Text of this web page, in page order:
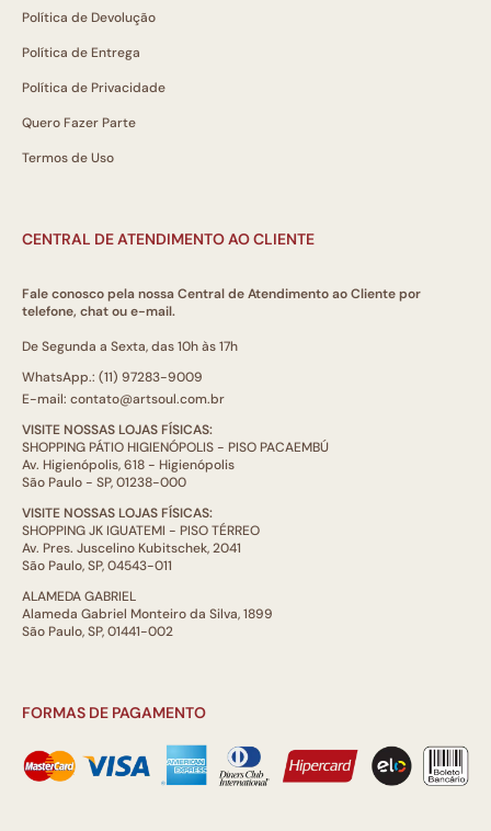
Política de Devolução
Política de Entrega
Política de Privacidade
Quero Fazer Parte
Termos de Uso
CENTRAL DE ATENDIMENTO AO CLIENTE
Fale conosco pela nossa Central de Atendimento ao Cliente por
telefone, chat ou e-mail.
De Segunda a Sexta, das 10h às 17h
WhatsApp.: (11) 97283-9009
E-mail: contato@artsoul.com.br
VISITE NOSSAS LOJAS FÍSICAS:
SHOPPING PÁTIO HIGIENÓPOLIS - PISO PACAEMBÚ
Av. Higienópolis, 618 - Higienópolis
São Paulo - SP, 01238-000
VISITE NOSSAS LOJAS FÍSICAS:
SHOPPING JK IGUATEMI - PISO TÉRREO
Av. Pres. Juscelino Kubitschek, 2041
São Paulo, SP, 04543-011
ALAMEDA GABRIEL
Alameda Gabriel Monteiro da Silva, 1899
São Paulo, SP, 01441-002
FORMAS DE PAGAMENTO